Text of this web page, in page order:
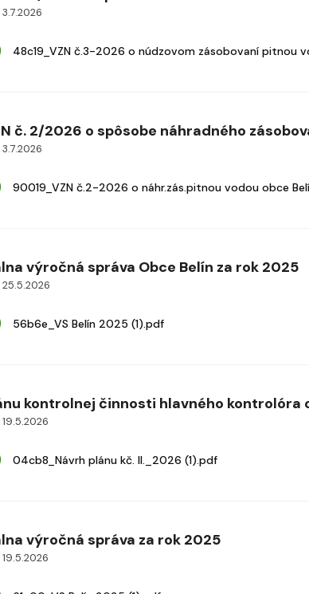
48c19_VZN č.3-2026 o núdzovom zásobovaní pitnou
č. 2/2026 o spôsobe náhradného
90019_VZN č.2-2026 o náhr.zás.pitnou vodou obce
výročná správa Obce Belín za rok 2025
56b6e_VS Belín 2025 (1).pdf
kontrolnej činnosti hlavného kontrolóra
04cb8_Návrh plánu kč. II._2026 (1).pdf
výročná správa za rok 2025